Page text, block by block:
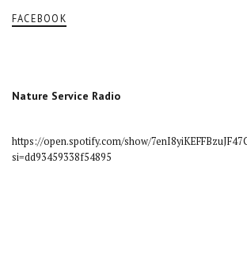
FACEBOOK
Nature Service Radio
https://open.spotify.com/show/
si=dd93459338f54895